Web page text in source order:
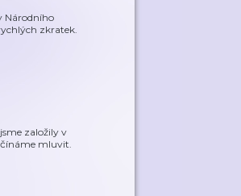
Národního
zkratek.
založily v
mluvit.